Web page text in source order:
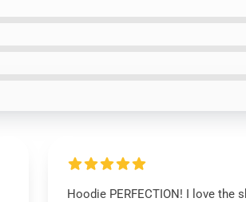
Hoodie PERFECTION! I love the